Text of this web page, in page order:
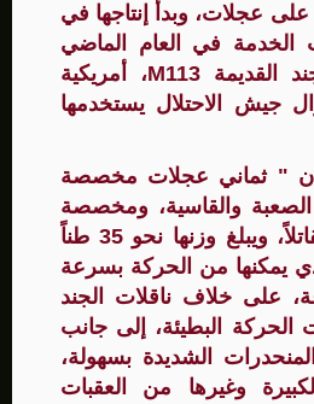
على عجلات، وبدأ إنتاجها في
ودخلت الخدمة في العام الماضي
بديلاً من ناقلة الجند القديمة M113، أمريكية
جيش الاحتلال يستخدمها
" ثماني عجلات مخصصة
والقاسية، ومخصصة
لنقل اثني عشر مقاتلاً، ويبلغ وزنها نحو 35 طناً
يمكنها من الحركة بسرعة
على خلاف ناقلات الجند
الحركة البطيئة، إلى جانب
الشديدة بسهولة،
وغيرها من العقبات